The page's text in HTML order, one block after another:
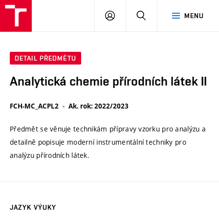
MENU
PŘIHLÁSIT
DETAIL PŘEDMĚTU
Analytická chemie přírodních látek II
FCH-MC_ACPL2 Ak. rok: 2022/2023
Předmět se věnuje technikám přípravy vzorku pro analýzu a
detailně popisuje moderní instrumentální techniky pro
analýzu přírodních látek.
JAZYK VÝUKY